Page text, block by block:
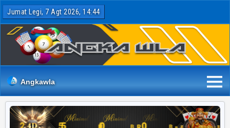
Jumat Legi, 7 Agt 2026, 14:44
Angkawla